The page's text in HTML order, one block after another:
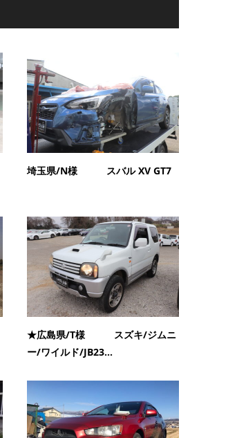
埼玉県/N様 スバル XV GT7
★広島県/T様 スズキ/ジムニ
ー/ワイルド/JB23...